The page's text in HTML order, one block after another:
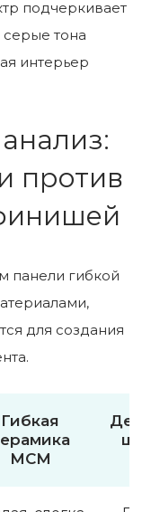
подчеркивает
серые тона
интерьер
против
панели гибкой
для создания
Гибкая
MCM